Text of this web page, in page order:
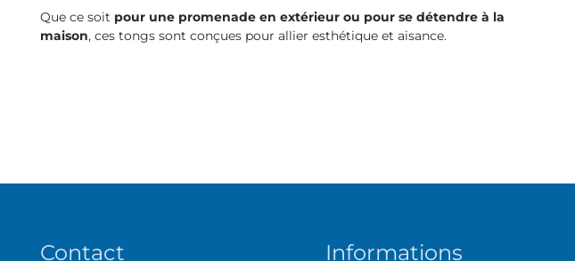
Que ce soit pour une promenade en extérieur ou pour se détendre à la
maison, ces tongs sont conçues pour allier esthétique et aisance.
Contact Informations